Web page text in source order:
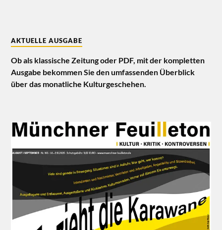
AKTUELLE AUSGABE
Ob als klassische Zeitung oder PDF, mit der kompletten
Ausgabe bekommen Sie den umfassenden Überblick
über das monatliche Kulturgeschehen.